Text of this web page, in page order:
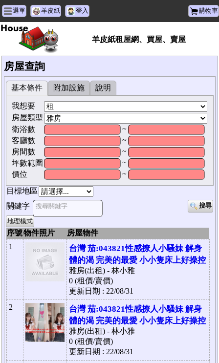
選單 羊皮紙 登入 購物車
羊皮紙租屋網、買屋、賣屋
房屋查詢
基本條件 附加設施 說明
我想要
房屋類型
衛浴數
~
客廳數
~
房間數
~
坪數範圍
~
價位
~
目標地區
關鍵字
搜尋關鍵字 搜尋
地理模式
序號物件照片
房屋物件
1
台灣 茄:043821性感撩人小騷妹 解身
體的渴 完美的最愛 小小隻床上好操控
雅房(出租) - 林小雅
0 (租價/賣價)
更新日期 : 22/08/31
2
台灣 茄:043821性感撩人小騷妹 解身
體的渴 完美的最愛 小小隻床上好操控
雅房(出租) - 林小雅
0 (租價/賣價)
更新日期 : 22/08/31